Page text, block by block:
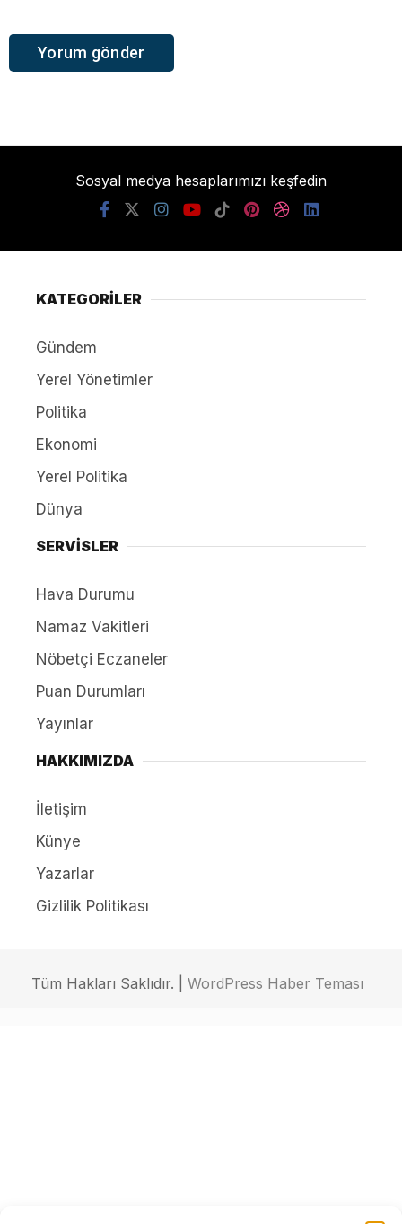
Sosyal medya hesaplarımızı keşfedin
KATEGORİLER
Gündem
Yerel Yönetimler
Politika
Ekonomi
Yerel Politika
Dünya
SERVİSLER
Hava Durumu
Namaz Vakitleri
Nöbetçi Eczaneler
Puan Durumları
Yayınlar
HAKKIMIZDA
İletişim
Künye
Yazarlar
Gizlilik Politikası
Tüm Hakları Saklıdır. | WordPress Haber Teması